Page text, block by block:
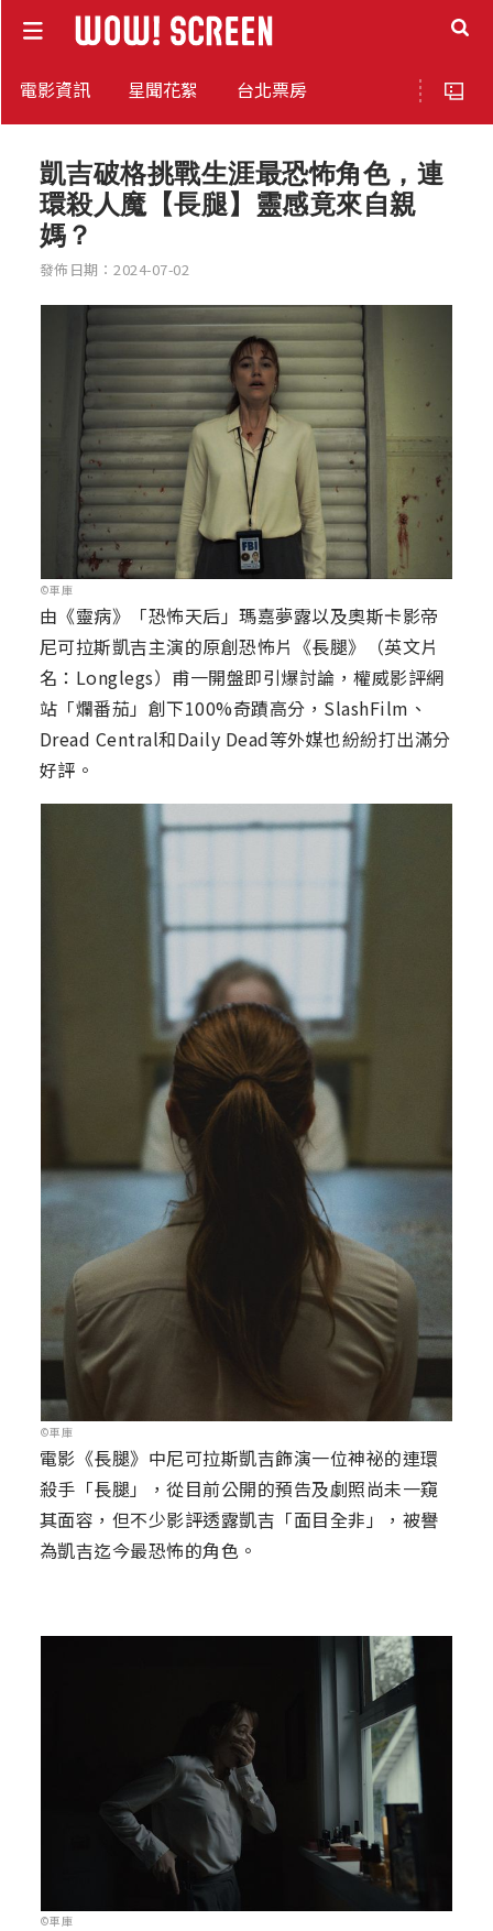
電影資訊 星聞花絮 台北票房
凱吉破格挑戰生涯最恐怖角色，連
環殺人魔【長腿】靈感竟來自親
媽？
發佈日期：2024-07-02
©車庫
由《靈病》「恐怖天后」瑪嘉夢露以及奧斯卡影帝
尼可拉斯凱吉主演的原創恐怖片《長腿》（英文片
名：Longlegs）甫一開盤即引爆討論，權威影評網
站「爛番茄」創下100%奇蹟高分，SlashFilm、
Dread Central和Daily Dead等外媒也紛紛打出滿分
好評。
©車庫
電影《長腿》中尼可拉斯凱吉飾演一位神祕的連環
殺手「長腿」，從目前公開的預告及劇照尚未一窺
其面容，但不少影評透露凱吉「面目全非」，被譽
為凱吉迄今最恐怖的角色。
©車庫